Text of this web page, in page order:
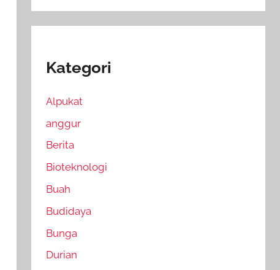
Kategori
Alpukat
anggur
Berita
Bioteknologi
Buah
Budidaya
Bunga
Durian